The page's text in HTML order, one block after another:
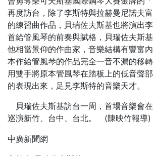
再度訪台，除了李斯特與拉赫曼尼諾夫
的練習曲作品，貝瑞佐夫斯基也將演出
首給管風琴的前奏與賦格，貝瑞佐夫斯
他相當景仰的作曲家，音樂結構有豐富
本作給管風琴的作品完全一音不漏的移
用雙手將原本管風琴在踏板上的低音聲
的表現出來，足見李斯特的音樂天才。
貝瑞佐夫斯基訪台一周，首場音樂會
巡演新竹、台中、台北。
(陳映竹報導)
中廣新聞網